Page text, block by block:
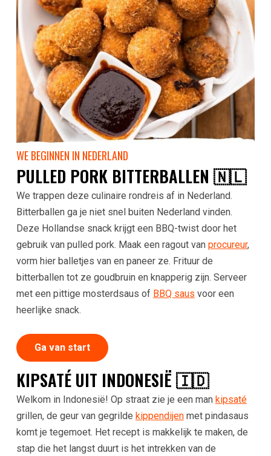
WE BEGINNEN IN NEDERLAND
PULLED PORK BITTERBALLEN 🇳🇱
We trappen deze culinaire rondreis af in Nederland.
Bitterballen ga je niet snel buiten Nederland vinden.
Deze Hollandse snack krijgt een BBQ-twist door het
gebruik van pulled pork. Maak een ragout van procureur,
vorm hier balletjes van en paneer ze. Frituur de
bitterballen tot ze goudbruin en knapperig zijn. Serveer
met een pittige mosterdsaus of BBQ saus voor een
heerlijke snack.
Ga van start
KIPSATÉ UIT INDONESIË 🇮🇩
Welkom in Indonesië! Op straat zie je een man kipsaté
grillen, de geur van gegrilde kippendijenmet pindasaus
komt je tegemoet. Het recept is makkelijk te maken, de
stap die het langst duurt is het intrekken van de